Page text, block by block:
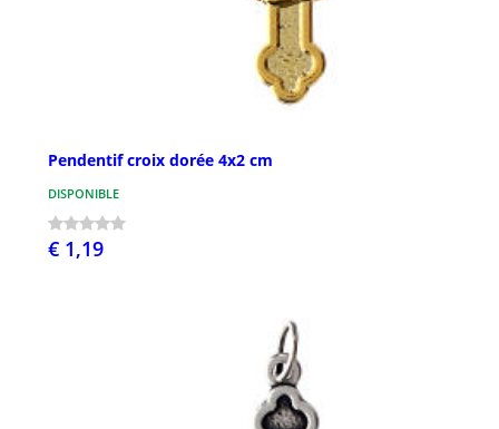
Pendentif croix dorée 4x2 cm
DISPONIBLE
€ 1,19